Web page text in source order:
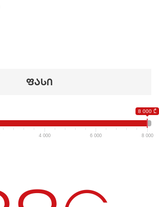
ფასი
8 000 ₾
4 000 6 000 8 000